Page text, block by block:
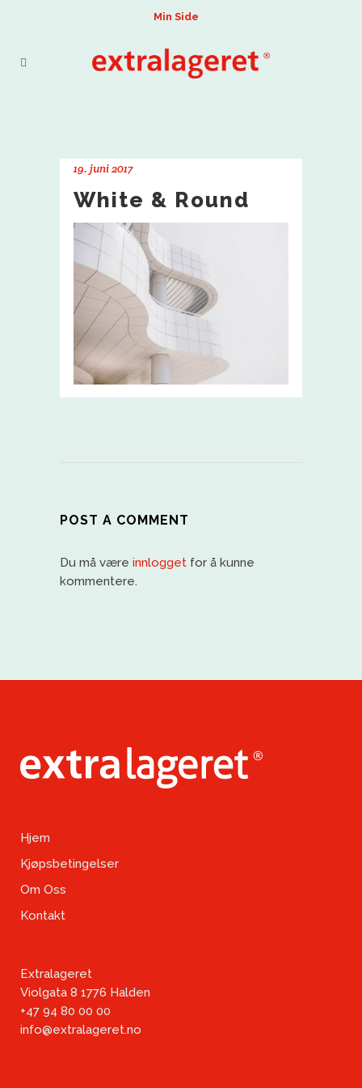
Min Side
19. juni 2017
White & Round
POST A COMMENT
Du må være innlogget for å kunne
kommentere.
Hjem
Kjøpsbetingelser
Om Oss
Kontakt
Extralageret
Violgata 8 1776 Halden
+47 94 80 00 00
info@extralageret.no